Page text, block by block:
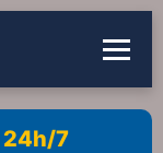
24h/7